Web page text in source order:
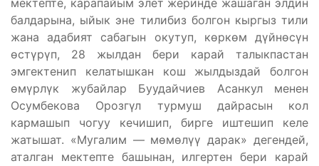
мектепте, карапайым элет жеринде жашаган элдин
балдарына, ыйык эне тилибиз болгон кыргыз тили
жана адабият сабагын окутуп, көркөм дүйнөсүн
өстүрүп, 28 жылдан бери карай талыкпастан
эмгектенип келатышкан кош жылдыздай болгон
өмүрлүк жубайлар Буудайчиев Асанкул менен
Осумбекова Орозгүл турмуш дайрасын кол
кармашып чогуу кечишип, бирге иштешип келе
жатышат. «Мугалим — мөмөлүү дарак» дегендей,
аталган мектепте башынан, илгертен бери карай